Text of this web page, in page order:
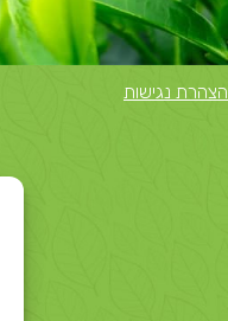
הצהרת נגישות